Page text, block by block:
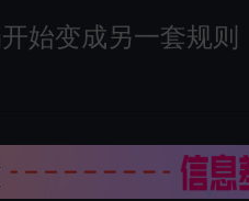
始变成另一套规则